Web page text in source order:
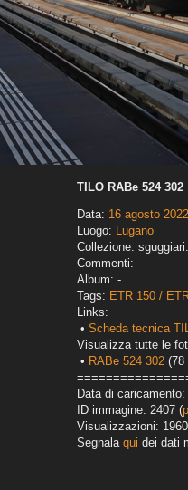
TILO RABe 524 302
Data: 16 agosto 2022
Luogo: Lugano
Collezione:
Commenti: -
Album: -
Tags: ETR 150 /
Links:
• Scheda tecnica
Visualizza tutte le
• RABe 524 302 (78
Data di
ID immagine: 2407 (
Visualizzazioni: 1960
Segnala qui dei dati